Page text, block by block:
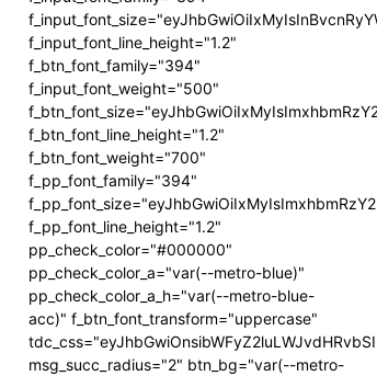
f_input_font_line_height="1.2"
f_btn_font_family="394"
f_input_font_weight="500"
f_btn_font_line_height="1.2"
f_btn_font_weight="700"
f_pp_font_family="394"
f_pp_font_line_height="1.2"
pp_check_color="#000000"
pp_check_color_a="var(--metro-blue)"
pp_check_color_a_h="var(--metro-blue-
acc)" f_btn_font_transform="uppercase"
msg_succ_radius="2" btn_bg="var(--metro-